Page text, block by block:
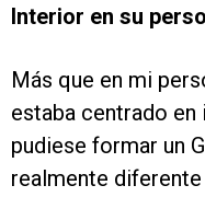
Interior en su
Más que en mi
estaba centrado
pudiese formar un
realmente